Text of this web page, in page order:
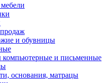
и обувницы
компьютерные и письменные
основания, матрацы